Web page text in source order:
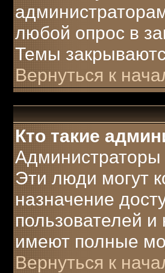
любой опрос в
Темы
Вернуться к
Кто такие
Эти люди могут
назначение
пользователей
имеют полные
Вернуться к